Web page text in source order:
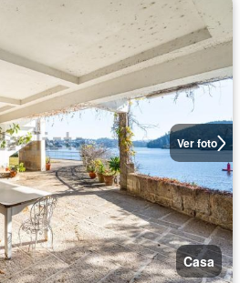
Ver foto
Casa